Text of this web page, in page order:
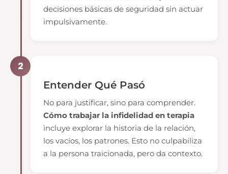
decisiones básicas de seguridad sin actuar
impulsivamente.
2
Entender Qué Pasó
No para justificar, sino para comprender.
Cómo trabajar la infidelidad en terapia
incluye explorar la historia de la relación,
los vacíos, los patrones. Esto no culpabiliza
a la persona traicionada, pero da contexto.